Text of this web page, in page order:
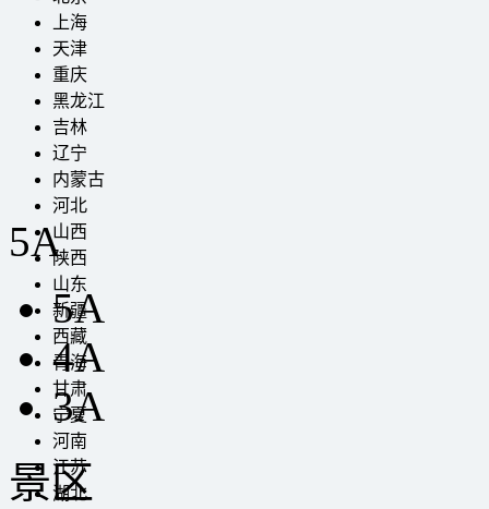
上海
天津
重庆
黑龙江
吉林
辽宁
内蒙古
河北
山西
陕西
山东
新疆
西藏
青海
甘肃
宁夏
河南
江苏
湖北
5A
5A
4A
3A
景区